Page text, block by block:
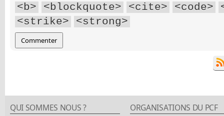
<b>
<blockquote> <cite> <code>
<strike>
<strong>
QUI SOMMES NOUS ? ORGANISATIONS DU PCF